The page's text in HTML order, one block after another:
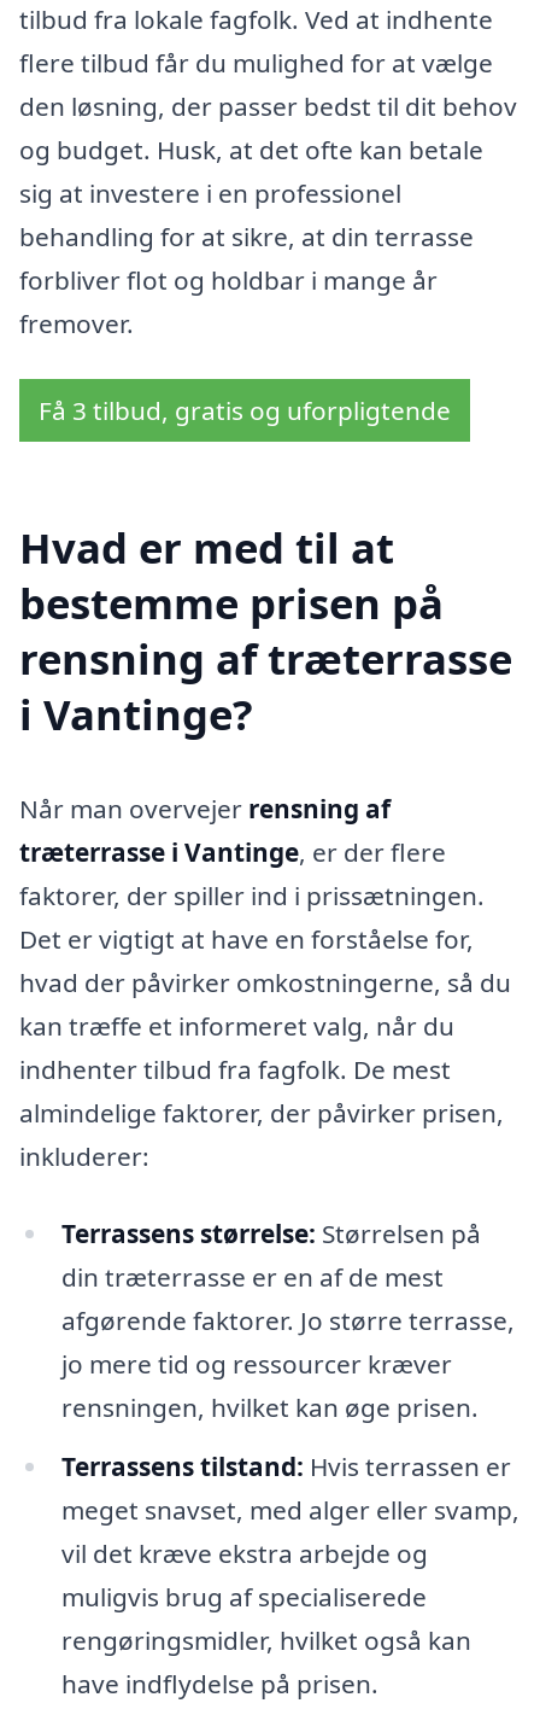
tilbud fra lokale fagfolk. Ved at indhente
flere tilbud får du mulighed for at vælge
den løsning, der passer bedst til dit behov
og budget. Husk, at det ofte kan betale
sig at investere i en professionel
behandling for at sikre, at din terrasse
forbliver flot og holdbar i mange år
fremover.
Få 3 tilbud, gratis og uforpligtende
Hvad er med til at
bestemme prisen på
rensning af træterrasse
i Vantinge?
Når man overvejer rensning af
træterrasse i Vantinge, er der flere
faktorer, der spiller ind i prissætningen.
Det er vigtigt at have en forståelse for,
hvad der påvirker omkostningerne, så du
kan træffe et informeret valg, når du
indhenter tilbud fra fagfolk. De mest
almindelige faktorer, der påvirker prisen,
inkluderer:
Terrassens størrelse: Størrelsen på
din træterrasse er en af de mest
afgørende faktorer. Jo større terrasse,
jo mere tid og ressourcer kræver
rensningen, hvilket kan øge prisen.
Terrassens tilstand: Hvis terrassen er
meget snavset, med alger eller svamp,
vil det kræve ekstra arbejde og
muligvis brug af specialiserede
rengøringsmidler, hvilket også kan
have indflydelse på prisen.